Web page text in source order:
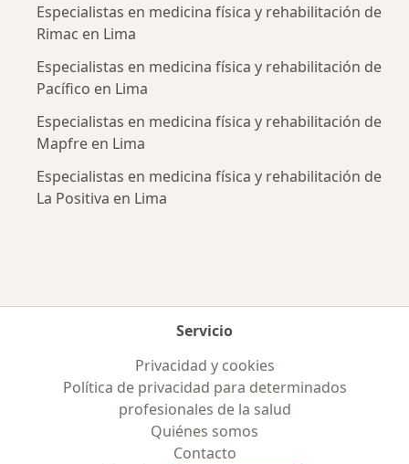
Especialistas en medicina física y rehabilitación de
Rimac en Lima
Especialistas en medicina física y rehabilitación de
Pacífico en Lima
Especialistas en medicina física y rehabilitación de
Mapfre en Lima
Especialistas en medicina física y rehabilitación de
La Positiva en Lima
Servicio
Privacidad y cookies
Política de privacidad para determinados
profesionales de la salud
Quiénes somos
Contacto